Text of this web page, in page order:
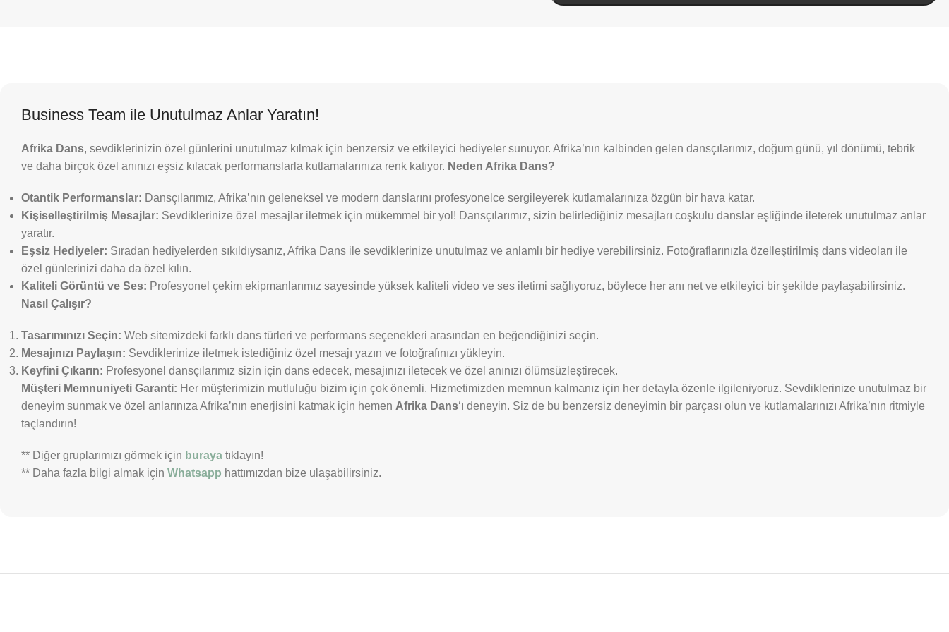
Business Team ile Unutulmaz Anlar Yaratın!
Afrika Dans, sevdiklerinizin özel günlerini unutulmaz kılmak için benzersiz ve etkileyici hediyeler sunuyor. Afrika’nın kalbinden gelen dansçılarımız, doğum günü, yıl dönümü, tebrik
ve daha birçok özel anınızı eşsiz kılacak performanslarla kutlamalarınıza renk katıyor. Neden Afrika Dans?
Otantik Performanslar: Dansçılarımız, Afrika’nın geleneksel ve modern danslarını profesyonelce sergileyerek kutlamalarınıza özgün bir hava katar.
Kişiselleştirilmiş Mesajlar: Sevdiklerinize özel mesajlar iletmek için mükemmel bir yol! Dansçılarımız, sizin belirlediğiniz mesajları coşkulu danslar eşliğinde ileterek unutulmaz anlar
yaratır.
Eşsiz Hediyeler: Sıradan hediyelerden sıkıldıysanız, Afrika Dans ile sevdiklerinize unutulmaz ve anlamlı bir hediye verebilirsiniz. Fotoğraflarınızla özelleştirilmiş dans videoları ile
özel günlerinizi daha da özel kılın.
Kaliteli Görüntü ve Ses: Profesyonel çekim ekipmanlarımız sayesinde yüksek kaliteli video ve ses iletimi sağlıyoruz, böylece her anı net ve etkileyici bir şekilde paylaşabilirsiniz.
Nasıl Çalışır?
Tasarımınızı Seçin: Web sitemizdeki farklı dans türleri ve performans seçenekleri arasından en beğendiğinizi seçin.
Mesajınızı Paylaşın: Sevdiklerinize iletmek istediğiniz özel mesajı yazın ve fotoğrafınızı yükleyin.
Keyfini Çıkarın: Profesyonel dansçılarımız sizin için dans edecek, mesajınızı iletecek ve özel anınızı ölümsüzleştirecek.
Müşteri Memnuniyeti Garanti: Her müşterimizin mutluluğu bizim için çok önemli. Hizmetimizden memnun kalmanız için her detayla özenle ilgileniyoruz. Sevdiklerinize unutulmaz bir
deneyim sunmak ve özel anlarınıza Afrika’nın enerjisini katmak için hemen Afrika Dans‘ı deneyin. Siz de bu benzersiz deneyimin bir parçası olun ve kutlamalarınızı Afrika’nın ritmiyle
taçlandırın!
** Diğer gruplarımızı görmek için buraya tıklayın!
** Daha fazla bilgi almak için Whatsapp hattımızdan bize ulaşabilirsiniz.